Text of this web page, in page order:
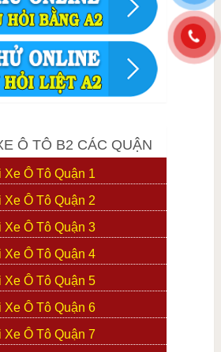
Ô TÔ B2 CÁC QUẬN
Xe Ô Tô Quận 1
Xe Ô Tô Quận 2
Xe Ô Tô Quận 3
Xe Ô Tô Quận 4
Xe Ô Tô Quận 5
Xe Ô Tô Quận 6
Xe Ô Tô Quận 7